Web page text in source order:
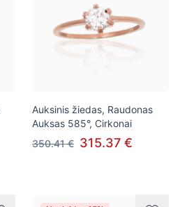
Auksinis žiedas, Raudonas
Auksas 585°, Cirkonai
350.41 € 315.37 €